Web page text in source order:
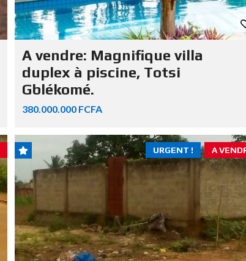
A vendre: Magnifique villa
duplex à piscine, Totsi
Gblékomé.
380.000.000 FCFA
A
URGENT !